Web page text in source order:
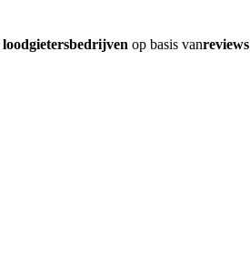
loodgietersbedrijven op basis vanreviews